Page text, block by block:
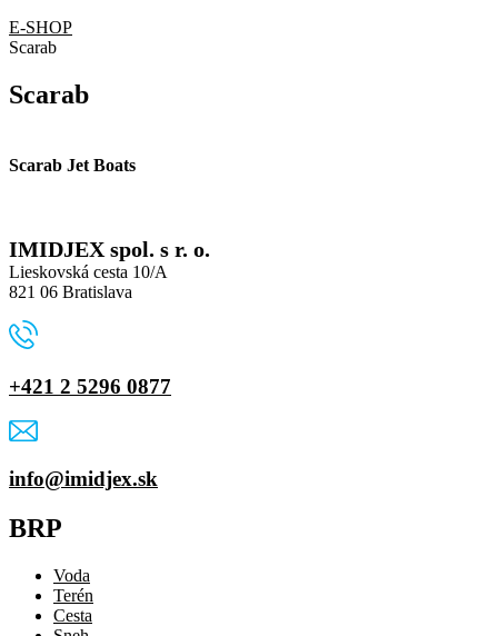
E-SHOP
Scarab
Scarab
Scarab Jet Boats
IMIDJEX spol. s r. o.
Lieskovská cesta 10/A
821 06 Bratislava
+421 2 5296 0877
info@imidjex.sk
BRP
Voda
Terén
Cesta